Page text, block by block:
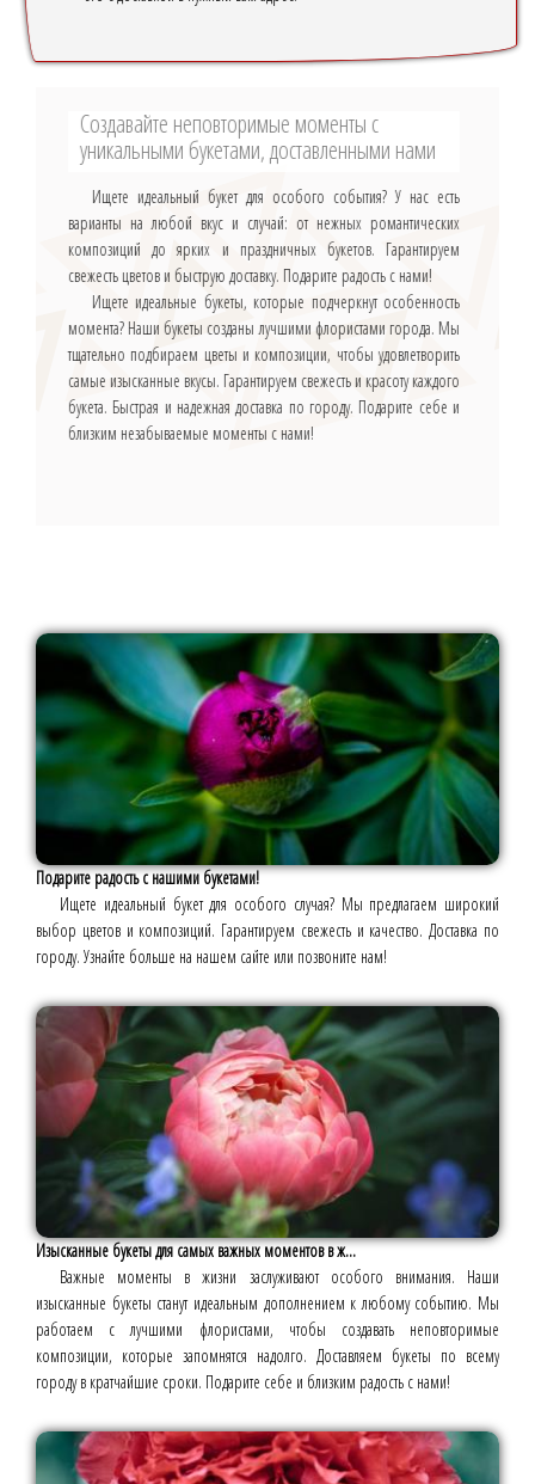
Создавайте неповторимые моменты с
уникальными букетами, доставленными нами
Ищете идеальный букет для особого события? У нас есть
варианты на любой вкус и случай: от нежных романтических
композиций до ярких и праздничных букетов. Гарантируем
свежесть цветов и быструю доставку. Подарите радость с нами!
Ищете идеальные букеты, которые подчеркнут особенность
момента? Наши букеты созданы лучшими флористами города. Мы
тщательно подбираем цветы и композиции, чтобы удовлетворить
самые изысканные вкусы. Гарантируем свежесть и красоту каждого
букета. Быстрая и надежная доставка по городу. Подарите себе и
близким незабываемые моменты с нами!
Подарите радость с нашими букетами!
Ищете идеальный букет для особого случая? Мы предлагаем широкий
выбор цветов и композиций. Гарантируем свежесть и качество. Доставка по
городу. Узнайте больше на нашем сайте или позвоните нам!
Изысканные букеты для самых важных моментов в ж...
Важные моменты в жизни заслуживают особого внимания. Наши
изысканные букеты станут идеальным дополнением к любому событию. Мы
работаем с лучшими флористами, чтобы создавать неповторимые
композиции, которые запомнятся надолго. Доставляем букеты по всему
городу в кратчайшие сроки. Подарите себе и близким радость с нами!